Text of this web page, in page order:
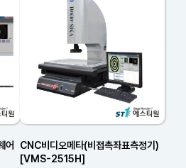
어 CNC비디오메타(비접촉좌표측정기)
[VMS-2515H]